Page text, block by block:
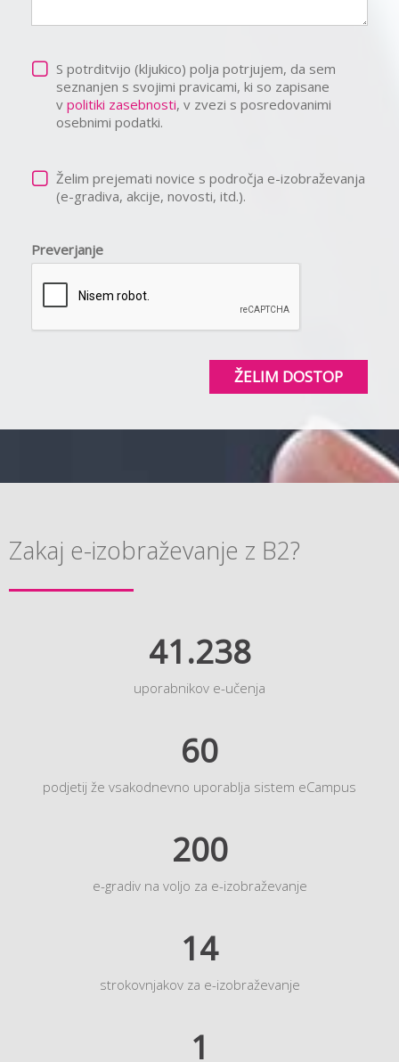
S potrditvijo (kljukico) polja potrjujem, da sem
seznanjen s svojimi pravicami, ki so zapisane
v politiki zasebnosti, v zvezi s posredovanimi
osebnimi podatki.
Želim prejemati novice s področja e-izobraževanja
(e-gradiva, akcije, novosti, itd.).
Preverjanje
ŽELIM DOSTOP
Zakaj e-izobraževanje z B2?
41.238
uporabnikov e-učenja
60
podjetij že vsakodnevno uporablja sistem eCampus
200
e-gradiv na voljo za e-izobraževanje
14
strokovnjakov za e-izobraževanje
1